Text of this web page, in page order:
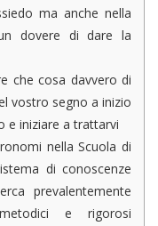
ma anche nella
dovere di dare la
che cosa davvero di
vostro segno a inizio
e iniziare a trattarvi
nella Scuola di
di conoscenze
prevalentemente
e rigorosi